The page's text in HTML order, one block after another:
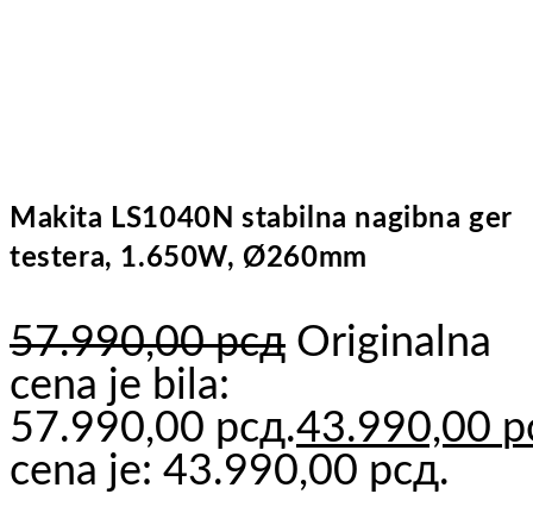
Makita LS1040N stabilna nagibna ger
testera, 1.650W, Ø260mm
57.990,00рсд Originalna
cena je bila:
57.990,00 рсд.43.990,00
cena je: 43.990,00 рсд.